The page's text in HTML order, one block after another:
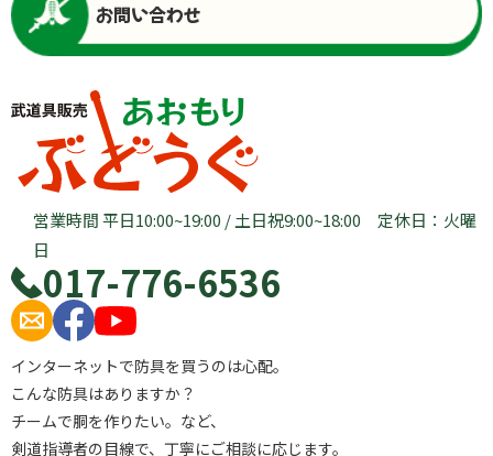
お問い合わせ
営業時間 平日10:00~19:00 / 土日祝9:00~18:00 定休日：火曜
日
017-776-6536
インターネットで防具を買うのは心配。
こんな防具はありますか？
チームで胴を作りたい。など、
剣道指導者の目線で、丁寧にご相談に応じます。